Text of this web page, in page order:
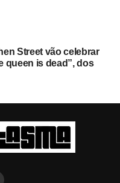
Street vão celebrar
queen is dead”, dos